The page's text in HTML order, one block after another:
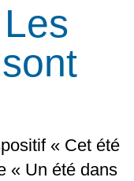
« Cet été
« Un été dans